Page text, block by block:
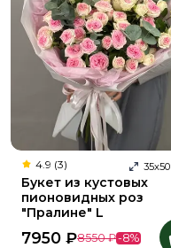
4.9 (3) 35х50
Букет из кустовых
пионовидных роз
"Пралине" L
7950 ₽8550 ₽-8%